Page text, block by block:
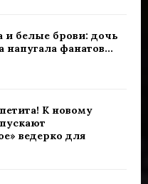
и белые брови: дочь
напугала фанатов...
К новому
ведерко для